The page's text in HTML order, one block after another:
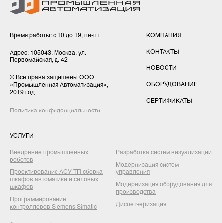
Время работы: с 10 до 19, пн-пт
Адрес: 105043, Москва, ул.
Первомайская, д. 42
© Все права защищены ООО
«Промышленная Автоматизация»,
2019 год
Политика конфиденциальности
КОМПАНИЯ
КОНТАКТЫ
НОВОСТИ
ОБОРУДОВАНИЕ
СЕРТИФИКАТЫ
УСЛУГИ
Внедрение промышленных
роботов
Проектирование АСУ ТП сборка
шкафов автоматики и силовых
шкафов
Программирование
контроллеров Siemens Simatic
Разработка систем визуализации
Модернизация систем
управления
Модернизация оборудования для
производства
Диспетчеризация